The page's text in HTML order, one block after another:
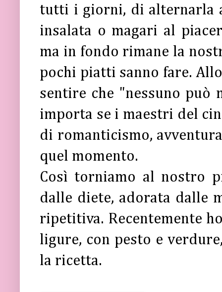
tutti i giorni, di alternarla
insalata o magari al
ma in fondo rimane la
pochi piatti sanno fare.
sentire che "nessuno può
importa se i maestri del
di romanticismo,
quel momento.
Così torniamo al nostro
dalle diete, adorata dalle
ripetitiva. Recentemente
ligure, con pesto e
la ricetta.